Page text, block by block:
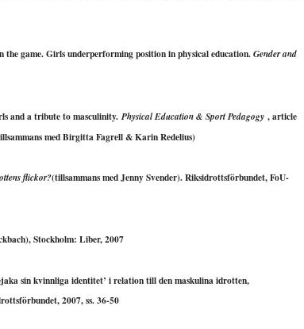
the game. Girls underperforming position in physical education.Gender and
and a tribute to masculinity.Physical Education & Sport Pedagogy , article
med Birgitta Fagrell & Karin Redelius)
flickor?(tillsammans med Jenny Svender). Riksidrottsförbundet, FoU-
Stockholm: Liber, 2007
sin kvinnliga identitet’ i relation till den maskulina idrotten,
2007, ss. 36-50